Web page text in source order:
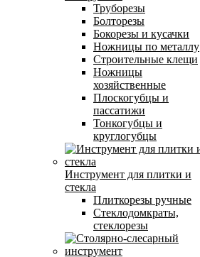
Труборезы
Болторезы
Бокорезы и кусачки
Ножницы по металлу
Строительные клещи
Ножницы
хозяйственные
Плоскогубцы и
пассатижи
Тонкогубцы и
круглогубцы
Инструмент для плитки и
стекла
Плиткорезы ручные
Стеклодомкраты,
стеклорезы